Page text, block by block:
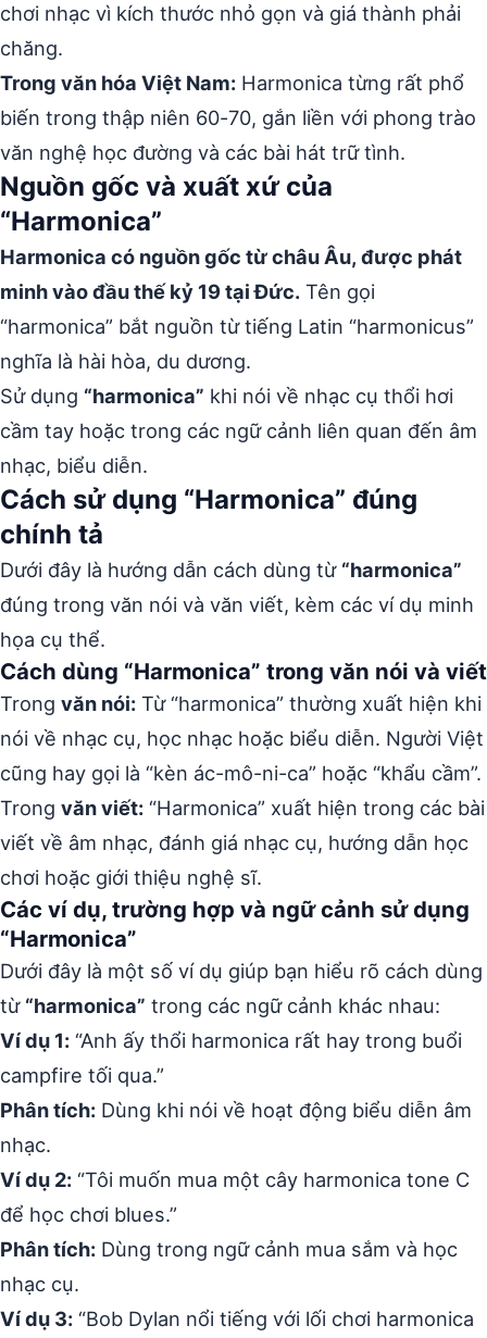
chơi nhạc vì kích thước nhỏ gọn và giá thành phải
chăng.
Trong văn hóa Việt Nam: Harmonica từng rất phổ
biến trong thập niên 60-70, gắn liền với phong trào
văn nghệ học đường và các bài hát trữ tình.
Nguồn gốc và xuất xứ của
“Harmonica”
Harmonica có nguồn gốc từ châu Âu, được phát
minh vào đầu thế kỷ 19 tại Đức. Tên gọi
“harmonica” bắt nguồn từ tiếng Latin “harmonicus”
nghĩa là hài hòa, du dương.
Sử dụng “harmonica” khi nói về nhạc cụ thổi hơi
cầm tay hoặc trong các ngữ cảnh liên quan đến âm
nhạc, biểu diễn.
Cách sử dụng “Harmonica” đúng
chính tả
Dưới đây là hướng dẫn cách dùng từ “harmonica”
đúng trong văn nói và văn viết, kèm các ví dụ minh
họa cụ thể.
Cách dùng “Harmonica” trong văn nói và viết
Trong văn nói: Từ “harmonica” thường xuất hiện khi
nói về nhạc cụ, học nhạc hoặc biểu diễn. Người Việt
cũng hay gọi là “kèn ác-mô-ni-ca” hoặc “khẩu cầm”.
Trong văn viết: “Harmonica” xuất hiện trong các bài
viết về âm nhạc, đánh giá nhạc cụ, hướng dẫn học
chơi hoặc giới thiệu nghệ sĩ.
Các ví dụ, trường hợp và ngữ cảnh sử dụng
“Harmonica”
Dưới đây là một số ví dụ giúp bạn hiểu rõ cách dùng
từ “harmonica” trong các ngữ cảnh khác nhau:
Ví dụ 1: “Anh ấy thổi harmonica rất hay trong buổi
campfire tối qua.”
Phân tích: Dùng khi nói về hoạt động biểu diễn âm
nhạc.
Ví dụ 2: “Tôi muốn mua một cây harmonica tone C
để học chơi blues.”
Phân tích: Dùng trong ngữ cảnh mua sắm và học
nhạc cụ.
Ví dụ 3: “Bob Dylan nổi tiếng với lối chơi harmonica